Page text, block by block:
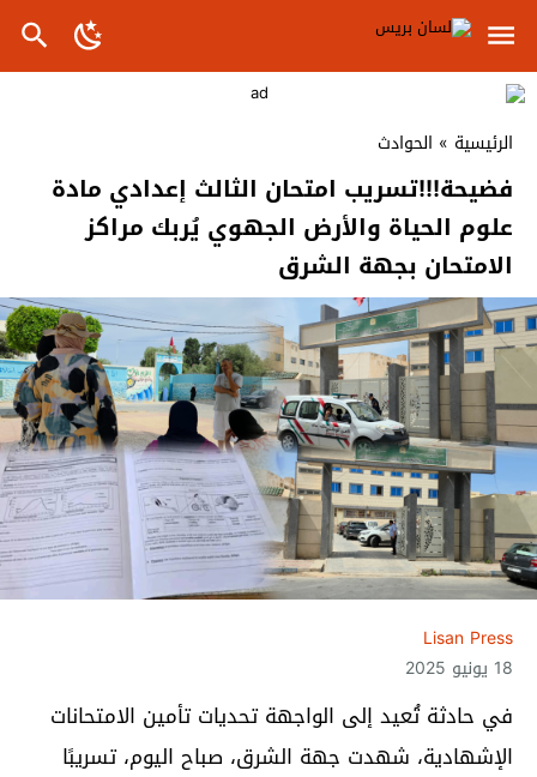
الرئيسية » الحوادث
فضيحة!!!تسريب امتحان الثالث إعدادي مادة
علوم الحياة والأرض الجهوي يُربك مراكز
الامتحان بجهة الشرق
Lisan Press
18 يونيو 2025
في حادثة تُعيد إلى الواجهة تحديات تأمين الامتحانات
الإشهادية، شهدت جهة الشرق، صباح اليوم، تسريبًا